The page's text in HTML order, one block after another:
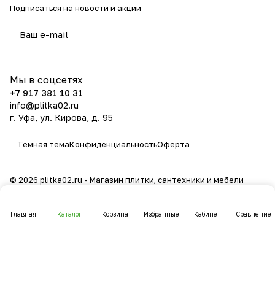
Главная Каталог Корзина Избранные Кабинет Сравнение
Подписаться на новости и акции
Мы в соцсетях
+7 917 381 10 31
info@plitka02.ru
г. Уфа, ул. Кирова, д. 95
Темная темаКонфиденциальностьОферта
© 2026 plitka02.ru - Магазин плитки, сантехники и мебели